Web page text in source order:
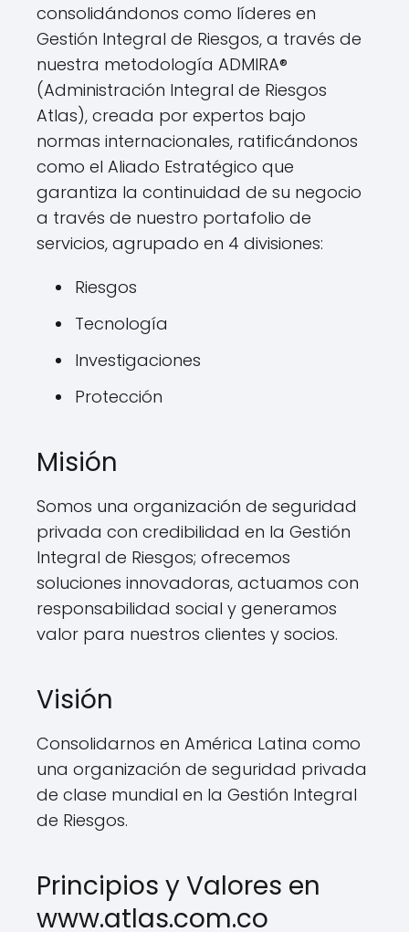
consolidándonos como líderes en
Gestión Integral de Riesgos, a través de
nuestra metodología ADMIRA®
(Administración Integral de Riesgos
Atlas), creada por expertos bajo
normas internacionales, ratificándonos
como el Aliado Estratégico que
garantiza la continuidad de su negocio
a través de nuestro portafolio de
servicios, agrupado en 4 divisiones:
Riesgos
Tecnología
Investigaciones
Protección
Misión
Somos una organización de seguridad
privada con credibilidad en la Gestión
Integral de Riesgos; ofrecemos
soluciones innovadoras, actuamos con
responsabilidad social y generamos
valor para nuestros clientes y socios.
Visión
Consolidarnos en América Latina como
una organización de seguridad privada
de clase mundial en la Gestión Integral
de Riesgos.
Principios y Valores en
www.atlas.com.co